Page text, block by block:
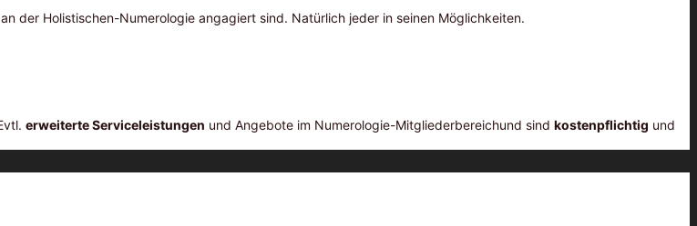
der Holistischen-Numerologie angagiert sind. Natürlich jeder in seinen Möglichkeiten.
erweiterte Serviceleistungen und Angebote im Numerologie-Mitgliederbereichund sind kostenpflichtig und